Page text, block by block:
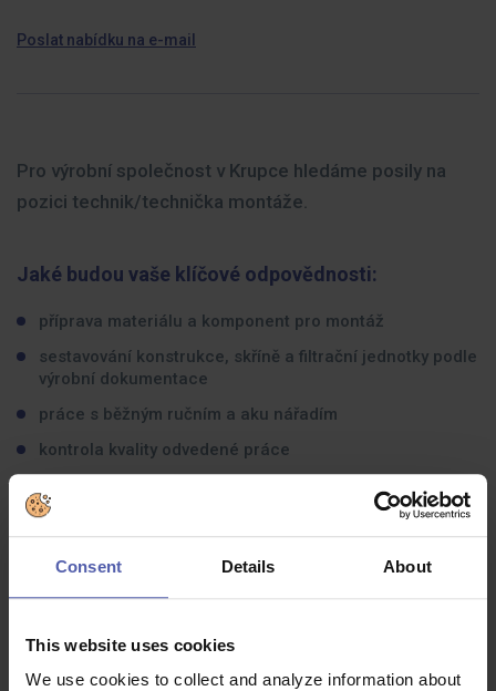
Consent Details About
This website uses cookies
We use cookies to collect and analyze information about
Poslat nabídku na e-mail
Pro výrobní společnost v Krupce hledáme posily na
pozici technik/technička montáže.
Jaké budou vaše klíčové odpovědnosti:
příprava materiálu a komponent pro montáž
sestavování konstrukce, skříně a filtrační jednotky podle
výrobní dokumentace
práce s běžným ručním a aku nářadím
kontrola kvality odvedené práce
fyzickou sílu (některé částí váží i více než 20 kg)
technické myšlení
schopnost používat základní nářadí